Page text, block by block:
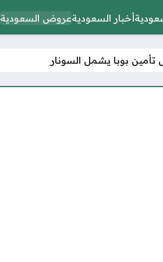
أخبار السعوديةعروض السعودية
تأمين بوبا يشمل السونار